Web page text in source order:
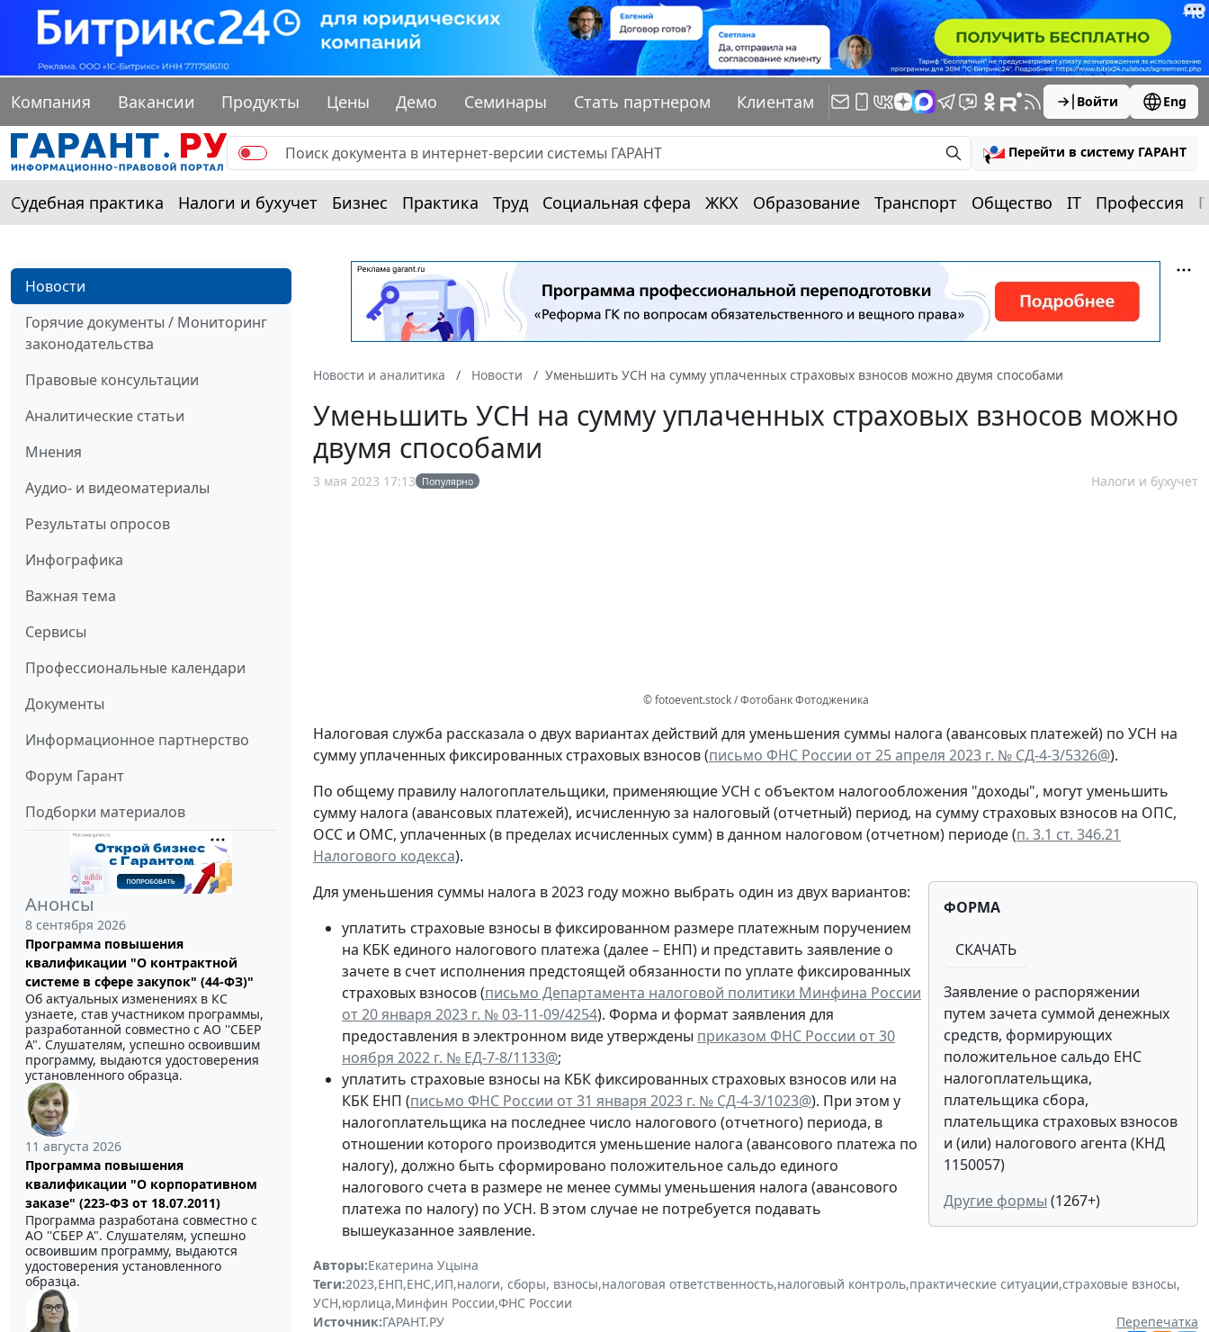
Компания Вакансии Продукты Цены Демо Семинары Стать партнером Клиентам Войти Eng
Перейти в систему ГАРАНТ
Судебная практика Налоги и бухучет Бизнес Практика Труд Социальная сфера ЖКХ Образование Транспорт Общество IT Профессия
Новости
Горячие документы / Мониторинг
законодательства
Правовые консультации
Аналитические статьи
Мнения
Аудио- и видеоматериалы
Результаты опросов
Инфографика
Важная тема
Сервисы
Профессиональные календари
Документы
Информационное партнерство
Форум Гарант
Подборки материалов
Анонсы
8 сентября 2026
Программа повышения
квалификации "О контрактной
системе в сфере закупок" (44-ФЗ)"
Об актуальных изменениях в КС
узнаете, став участником программы,
разработанной совместно с АО ''СБЕР
А". Слушателям, успешно освоившим
программу, выдаются удостоверения
установленного образца.
11 августа 2026
Программа повышения
квалификации "О корпоративном
заказе" (223-ФЗ от 18.07.2011)
Программа разработана совместно с
АО ''СБЕР А". Слушателям, успешно
освоившим программу, выдаются
удостоверения установленного
образца.
Новости и аналитика Новости Уменьшить УСН на сумму уплаченных страховых взносов можно двумя способами
Уменьшить УСН на сумму уплаченных страховых взносов можно
двумя способами
3 мая 2023 17:13 Популярно Налоги и бухучет
© fotoevent.stock / Фотобанк Фотодженика
Налоговая служба рассказала о двух вариантах действий для уменьшения суммы налога (авансовых платежей) по УСН на
сумму уплаченных фиксированных страховых взносов (письмо ФНС России от 25 апреля 2023 г. № СД-4-3/5326@).
По общему правилу налогоплательщики, применяющие УСН с объектом налогообложения "доходы", могут уменьшить
сумму налога (авансовых платежей), исчисленную за налоговый (отчетный) период, на сумму страховых взносов на ОПС,
ОСС и ОМС, уплаченных (в пределах исчисленных сумм) в данном налоговом (отчетном) периоде (п. 3.1 ст. 346.21
Налогового кодекса).
ФОРМА
СКАЧАТЬ
Заявление о распоряжении
путем зачета суммой денежных
средств, формирующих
положительное сальдо ЕНС
налогоплательщика,
плательщика сбора,
плательщика страховых взносов
и (или) налогового агента (КНД
1150057)
Другие формы (1267+)
Для уменьшения суммы налога в 2023 году можно выбрать один из двух вариантов:
уплатить страховые взносы в фиксированном размере платежным поручением
на КБК единого налогового платежа (далее – ЕНП) и представить заявление о
зачете в счет исполнения предстоящей обязанности по уплате фиксированных
страховых взносов (письмо Департамента налоговой политики Минфина России
от 20 января 2023 г. № 03-11-09/4254). Форма и формат заявления для
предоставления в электронном виде утверждены приказом ФНС России от 30
ноября 2022 г. № ЕД-7-8/1133@;
уплатить страховые взносы на КБК фиксированных страховых взносов или на
КБК ЕНП (письмо ФНС России от 31 января 2023 г. № СД-4-3/1023@). При этом у
налогоплательщика на последнее число налогового (отчетного) периода, в
отношении которого производится уменьшение налога (авансового платежа по
налогу), должно быть сформировано положительное сальдо единого
налогового счета в размере не менее суммы уменьшения налога (авансового
платежа по налогу) по УСН. В этом случае не потребуется подавать
вышеуказанное заявление.
Авторы:Екатерина Уцына
Теги:2023,ЕНП,ЕНС,ИП,налоги, сборы, взносы,налоговая ответственность,налоговый контроль,практические ситуации,страховые взносы,
УСН,юрлица,Минфин России,ФНС России
Источник:ГАРАНТ.РУ
Перепечатка